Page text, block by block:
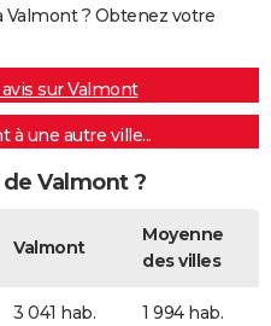
Valmont ? Obtenez votre
sur Valmont
à une autre ville...
Valmont ?
Valmont
Moyenne
des villes
3 041 hab. 1 994 hab.